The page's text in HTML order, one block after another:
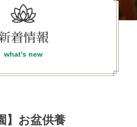
着情報
what's new
】お盆供養